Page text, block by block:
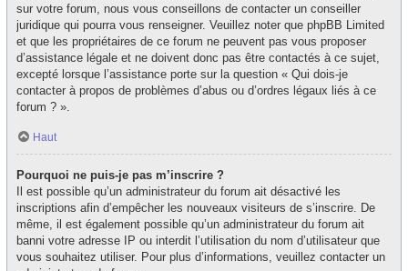
sur votre forum, nous vous conseillons de contacter un conseiller
juridique qui pourra vous renseigner. Veuillez noter que phpBB Limited
et que les propriétaires de ce forum ne peuvent pas vous proposer
d’assistance légale et ne doivent donc pas être contactés à ce sujet,
excepté lorsque l’assistance porte sur la question « Qui dois-je
contacter à propos de problèmes d’abus ou d’ordres légaux liés à ce
forum ? ».
Haut
Pourquoi ne puis-je pas m’inscrire ?
Il est possible qu’un administrateur du forum ait désactivé les
inscriptions afin d’empêcher les nouveaux visiteurs de s’inscrire. De
même, il est également possible qu’un administrateur du forum ait
banni votre adresse IP ou interdit l’utilisation du nom d’utilisateur que
vous souhaitez utiliser. Pour plus d’informations, veuillez contacter un